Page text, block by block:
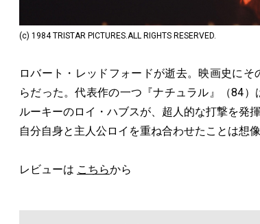
(c) 1984 TRISTAR PICTURES.ALL RIGHTS RESERVED.
ロバート・レッドフォードが逝去。映画史に
らだった。代表作の一つ『ナチュラル』（84
ルーキーのロイ・ハブスが、超人的な打撃を発
自分自身と主人公ロイを重ね合わせたことは想像
レビューは こちらから